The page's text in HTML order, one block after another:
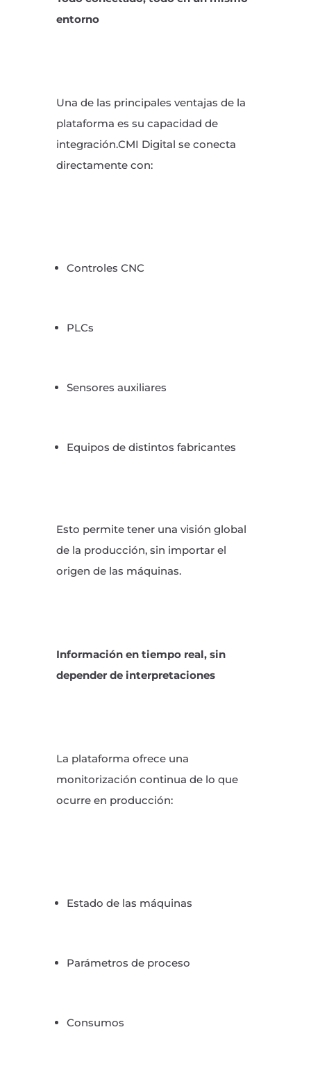
entorno
Una de las principales ventajas de la
plataforma es su capacidad de
integración.CMI Digital se conecta
directamente con:
Controles CNC
PLCs
Sensores auxiliares
Equipos de distintos fabricantes
Esto permite tener una visión global
de la producción, sin importar el
origen de las máquinas.
Información en tiempo real, sin
depender de interpretaciones
La plataforma ofrece una
monitorización continua de lo que
ocurre en producción:
Estado de las máquinas
Parámetros de proceso
Consumos